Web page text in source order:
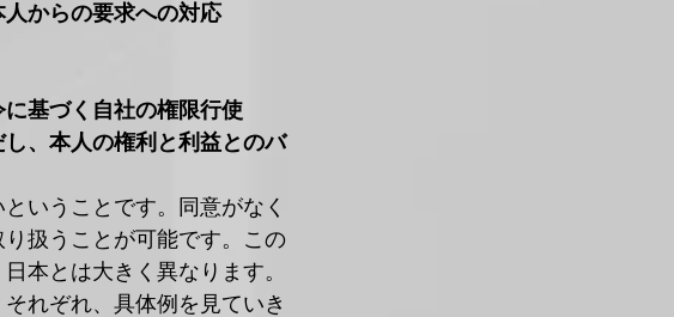
からの要求への対応
基づく自社の権限行使
、本人の権利と利益とのバ
いうことです。同意がなく
扱うことが可能です。この
本とは大きく異なります。
れぞれ、具体例を見ていき